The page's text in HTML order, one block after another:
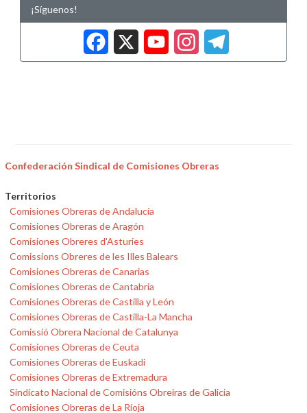
¡Síguenos!
Facebook
X
Confederación Sindical de Comisiones Obreras
Territorios
Comisiones Obreras de Andalucía
Comisiones Obreras de Aragón
Comisiones Obreres d'Asturies
Comissions Obreres de les Illes Balears
Comisiones Obreras de Canarias
Comisiones Obreras de Cantabria
Comisiones Obreras de Castilla y León
Comisiones Obreras de Castilla-La Mancha
Comissió Obrera Nacional de Catalunya
Comisiones Obreras de Ceuta
Comisiones Obreras de Euskadi
Comisiones Obreras de Extremadura
Sindicato Nacional de Comisións Obreiras de Galicia
Comisiones Obreras de La Rioja